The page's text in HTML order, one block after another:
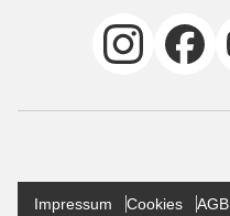
Impressum Cookies AGB